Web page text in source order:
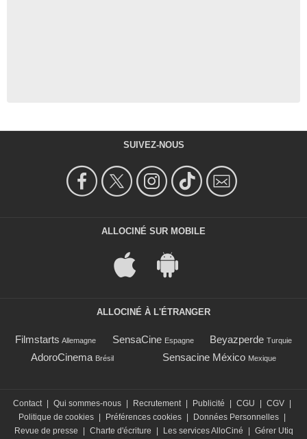
SUIVEZ-NOUS
ALLOCINÉ SUR MOBILE
ALLOCINÉ À L'ÉTRANGER
Filmstarts Allemagne SensaCine Espagne Beyazperde Turquie
AdoroCinema Brésil Sensacine México Mexique
Contact | Qui sommes-nous | Recrutement | Publicité | CGU | CGV |
Politique de cookies | Préférences cookies | Données Personnelles |
Revue de presse
| Charte d'écriture | Les services AlloCiné | Gérer Utiq